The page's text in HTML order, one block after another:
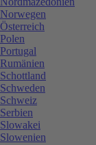
Norwegen
Österreich
Polen
Portugal
Rumänien
Schottland
Schweden
Schweiz
Serbien
Slowakei
Slowenien